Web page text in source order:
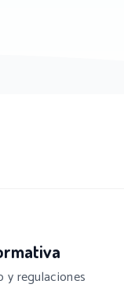
y regulaciones